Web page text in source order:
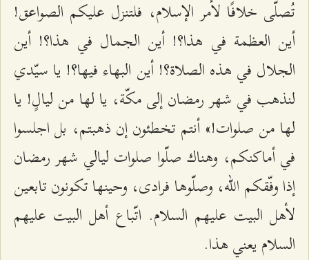
تُصلّى خلافًا لأمر الإسلام، فلتنزل عليكم الصواعق!
أين العظمة في هذا؟! أين الجمال في هذا؟! أين
الجلال في هذه الصلاة؟! أين البهاء فيها؟! يا سيّدي
لنذهب في شهر رمضان إلى مكّة، يا لها من ليالٍ! يا
لها من صلوات!» أنتم تخطئون إن ذهبتم، بل اجلسوا
في أماكنكم، وهناك صلّوا صلوات ليالي شهر رمضان
إذا وفّقكم الله، وصلّوها فرادى، وحينها تكونون تابعين
لأهل البيت عليهم السلام. اتّباع أهل البيت عليهم
السلام يعني هذا.